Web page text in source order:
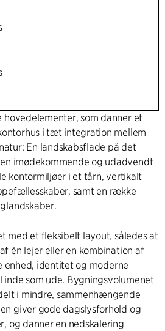
som danner et
i tæt integration mellem
En landskabsflade på det
imødekommende og udadvendt
kontormiljøer i et tårn, vertikalt
samt en række
med et fleksibelt layout, således at
én lejer eller en kombination af
enhed, identitet og moderne
inde som ude. Bygningsvolumenet
i mindre, sammenhængende
giver gode dagslysforhold og
og danner en nedskalering